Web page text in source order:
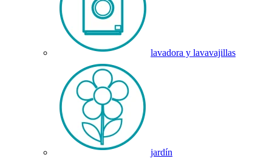
lavadora y lavavajillas
jardín